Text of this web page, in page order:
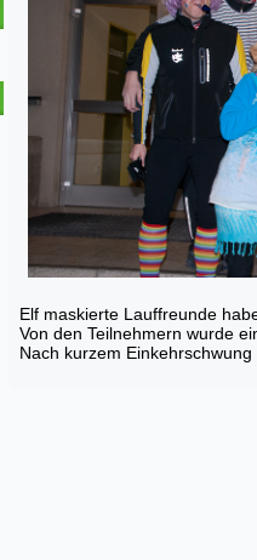
Elf maskierte Lauffreunde
Von den Teilnehmern wurde
Nach kurzem